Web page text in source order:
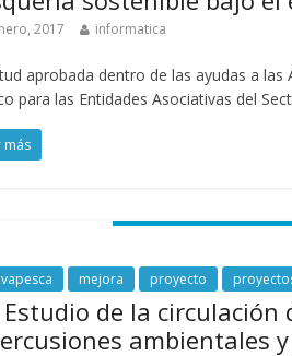
2017 informatica
aprobada dentro de las ayudas a las
para las Entidades Asociativas del
más
mejora proyecto
de la circulación
ambientales